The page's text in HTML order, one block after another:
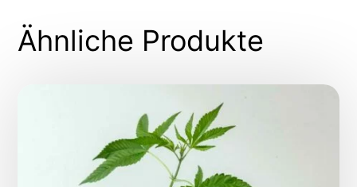
Ähnliche Produkte